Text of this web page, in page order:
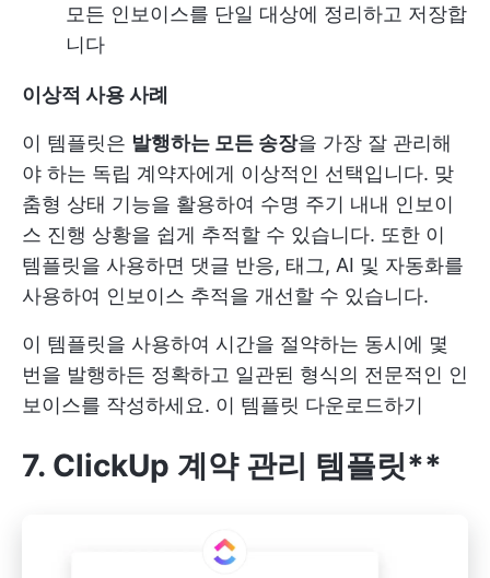
모든 인보이스를 단일 대상에 정리하고 저장합
니다
이상적 사용 사례
이 템플릿은 발행하는 모든 송장을 가장 잘 관리해
야 하는 독립 계약자에게 이상적인 선택입니다. 맞
춤형 상태 기능을 활용하여 수명 주기 내내 인보이
스 진행 상황을 쉽게 추적할 수 있습니다. 또한 이
템플릿을 사용하면 댓글 반응, 태그, AI 및 자동화를
사용하여 인보이스 추적을 개선할 수 있습니다.
이 템플릿을 사용하여 시간을 절약하는 동시에 몇
번을 발행하든 정확하고 일관된 형식의 전문적인 인
보이스를 작성하세요. 이 템플릿 다운로드하기
7. ClickUp 계약 관리 템플릿**